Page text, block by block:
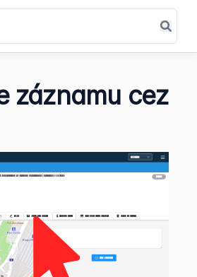
záznamu cez